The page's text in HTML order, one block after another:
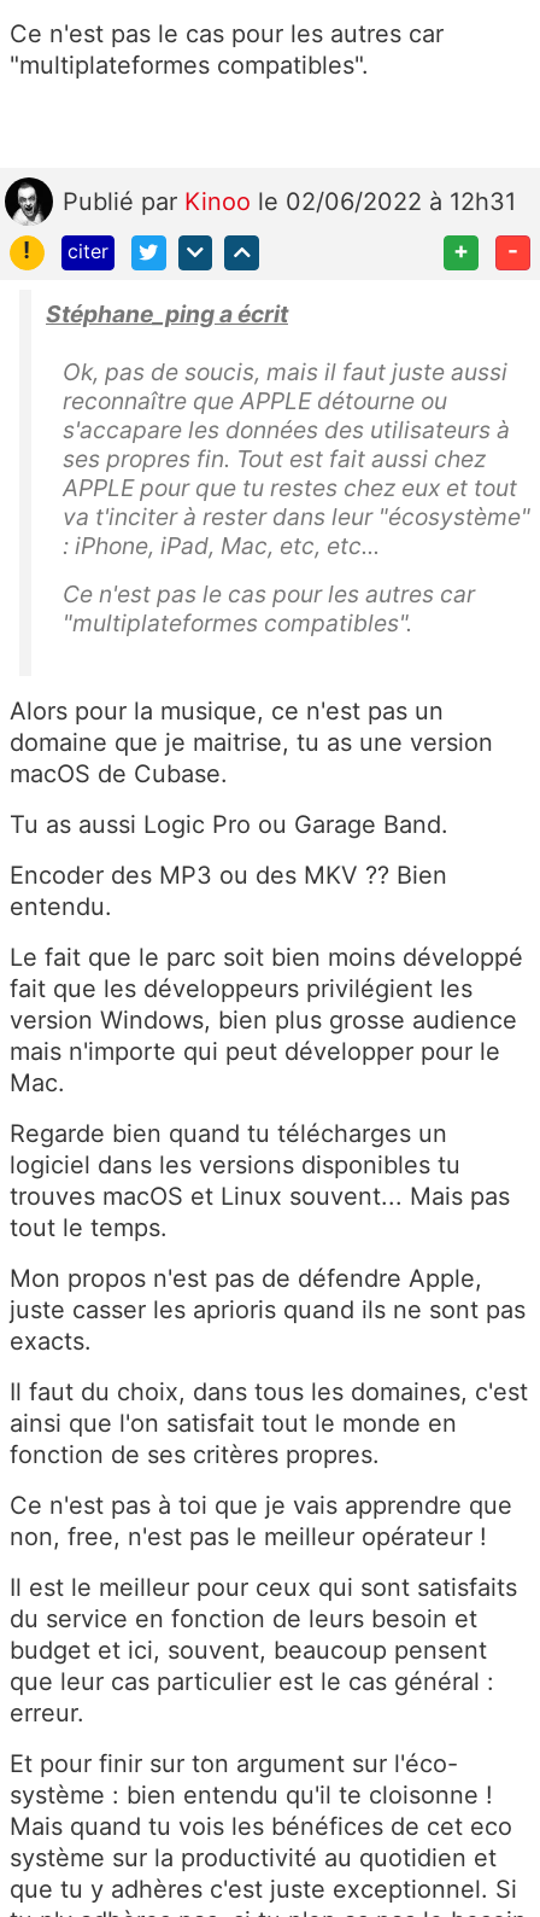
Ce n'est pas le cas pour les autres car
"multiplateformes compatibles".
Publié par Kinoo le 02/06/2022 à 12h31
!
citer + -
Stéphane_ping a écrit
Ok, pas de soucis, mais il faut juste aussi
reconnaître que APPLE détourne ou
s'accapare les données des utilisateurs à
ses propres fin. Tout est fait aussi chez
APPLE pour que tu restes chez eux et tout
va t'inciter à rester dans leur "écosystème"
: iPhone, iPad, Mac, etc, etc...
Ce n'est pas le cas pour les autres car
"multiplateformes compatibles".
Alors pour la musique, ce n'est pas un
domaine que je maitrise, tu as une version
macOS de Cubase.
Tu as aussi Logic Pro ou Garage Band.
Encoder des MP3 ou des MKV ?? Bien
entendu.
Le fait que le parc soit bien moins développé
fait que les développeurs privilégient les
version Windows, bien plus grosse audience
mais n'importe qui peut développer pour le
Mac.
Regarde bien quand tu télécharges un
logiciel dans les versions disponibles tu
trouves macOS et Linux souvent... Mais pas
tout le temps.
Mon propos n'est pas de défendre Apple,
juste casser les aprioris quand ils ne sont pas
exacts.
Il faut du choix, dans tous les domaines, c'est
ainsi que l'on satisfait tout le monde en
fonction de ses critères propres.
Ce n'est pas à toi que je vais apprendre que
non, free, n'est pas le meilleur opérateur !
Il est le meilleur pour ceux qui sont satisfaits
du service en fonction de leurs besoin et
budget et ici, souvent, beaucoup pensent
que leur cas particulier est le cas général :
erreur.
Et pour finir sur ton argument sur l'éco-
système : bien entendu qu'il te cloisonne !
Mais quand tu vois les bénéfices de cet eco
système sur la productivité au quotidien et
que tu y adhères c'est juste exceptionnel. Si